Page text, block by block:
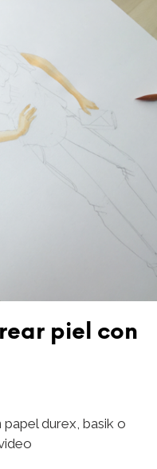
piel con
durex, basik o